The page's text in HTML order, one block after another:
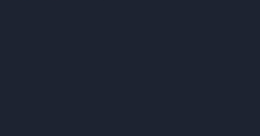
часов, при
либо на следующий